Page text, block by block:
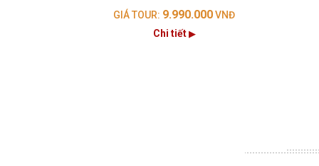
GIÁ TOUR: 9.990.000VNĐ
Chi tiết ▶